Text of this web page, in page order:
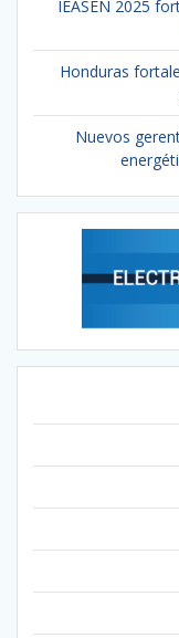
IEASEN 2025
Honduras
Nuevos